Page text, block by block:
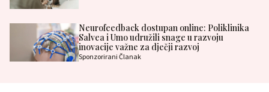
Neurofeedback dostupan online: Poliklinika
Salvea i Umo udružili snage u razvoju
inovacije važne za dječji razvoj
Sponzorirani Članak